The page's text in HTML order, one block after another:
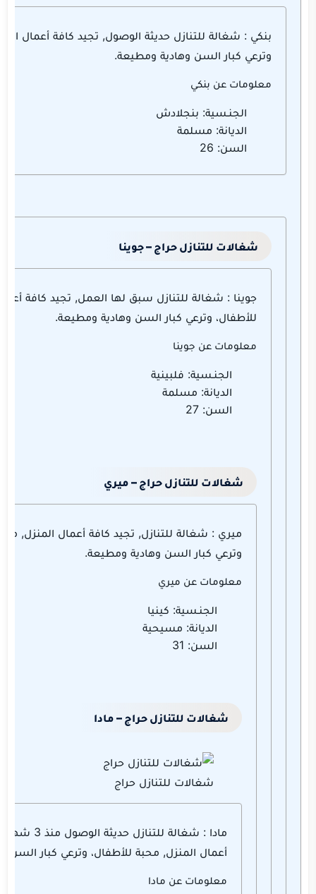
بنكي : شغالة للتنازل حديثة الوصول, تجيد كافة أعمال
وترعي كبار السن وهادية ومطيعة.
معلومات عن بنكي
الجنـسية: بنجلادش
الديانة: مسلمة
السن: 26
شغالات للتنازل حراج – جوينا
جوينا : شغالة للتنازل سبق لها العمل, تجيد كافة
للأطفال، وترعي كبار السن وهادية ومطيعة.
معلومات عن جوينا
الجنـسية: فلبينية
الديانة: مسلمة
السن: 27
شغالات للتنازل حراج – ميري
ميري : شغالة للتنازل, تجيد كافة أعمال المنزل,
وترعي كبار السن وهادية ومطيعة.
معلومات عن ميري
الجنـسية: كينيا
الديانة: مسيحية
السن: 31
شغالات للتنازل حراج – مادا
شغالات للتنازل حراج
مادا : شغالة
أعمال المنزل, محبة للأطفال، وترعي كبار السن
معلومات عن مادا